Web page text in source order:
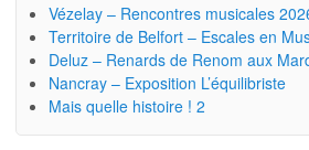
Vézelay – Rencontres musicales
Territoire de Belfort – Escales en
Deluz – Renards de Renom aux
Nancray – Exposition L’équilibriste
Mais quelle histoire ! 2